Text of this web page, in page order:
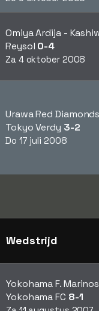
Omiya Ardija -
Reysol 0-4
Za 4 oktober 2008
Urawa Red
Tokyo Verdy 3-2
Do 17 juli 2008
Wedstrijd
Yokohama F.
Yokohama FC 8-1